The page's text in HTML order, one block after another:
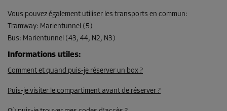
Compartiment 34
Surface: 5,7 m²
Vous pouvez également utiliser les transports en commun:
Tramway: Marientunnel (5)
Bus: Marientunnel (43, 44, N2, N3)
Informations utiles:
Comment et quand puis-je réserver un box ?
Puis-je visiter le compartiment avant de réserver ?